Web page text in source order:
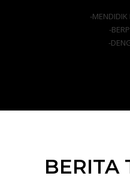
-MENDIDIK
-
-
BERITA